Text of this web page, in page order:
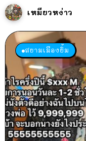
เหมียวหง่าว
สยามเมืองยิ้ม